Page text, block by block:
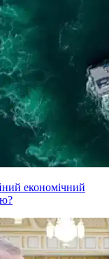
економічний